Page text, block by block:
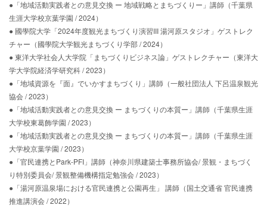
●「地域活動実践者との意見交換 ー 地域戦略とまちづくりー」講師（千葉県
生涯大学校京葉学園 / 2024）
● 國學院大学「2024年度観光まちづくり演習III 湯河原スタジオ」ゲストレク
チャー（國學院大学観光まちづくり学部 / 2024）
● 東洋大学社会人大学院「まちづくりビジネス論」ゲストレクチャー（東洋大
学大学院経済学研究科 / 2023）
●「地域資源を『面』でいかすまちづくり」講師（一般社団法人 下呂温泉観光
協会 / 2023）
●「地域活動実践者との意見交換 ー まちづくりの本質ー」講師（千葉県生涯
大学校東葛飾学園 / 2023）
●「地域活動実践者との意見交換 ー まちづくりの本質ー」講師（千葉県生涯
大学校京葉学園 / 2023）
●「官民連携とPark-PFI」講師（神奈川県建築士事務所協会/ 景観・まちづく
り特別委員会/ 景観整備機構指定勉強会 / 2023）
●「湯河原温泉場における官民連携と公園再生」 講師（国土交通省 官民連携
推進講演会 / 2022）